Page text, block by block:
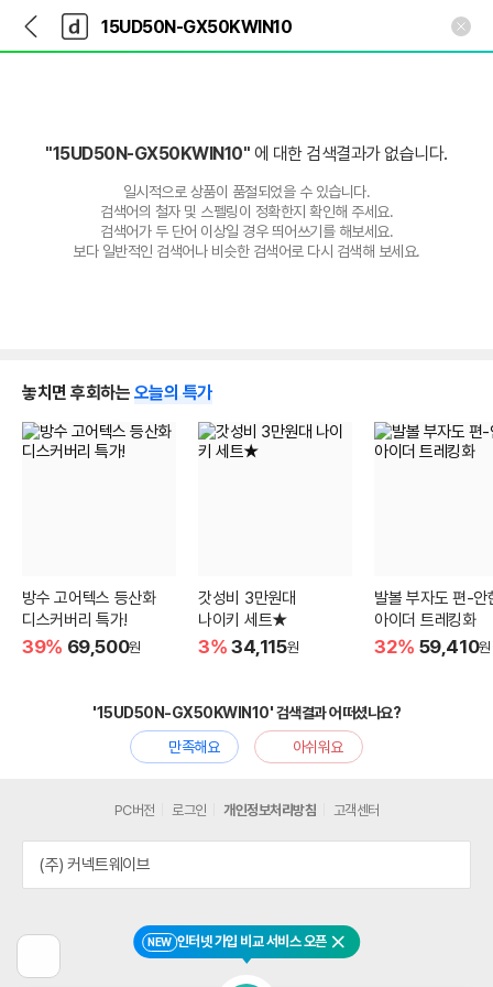
다
나
와
가
다
와
"15UD50N-GX50KWIN10" 에 대한 검색결과가 없습니다.
일시적으로 상품이 품절되었을 수 있습니다.
검색어의 철자 및 스펠링이 정확한지 확인해 주세요.
검색어가 두 단어 이상일 경우 띄어쓰기를 해보세요.
보다 일반적인 검색어나 비슷한 검색어로 다시 검색해 보세요.
놓치면 후회하는 오늘의 특가
방수 고어텍스 등산화
디스커버리 특가!
39% 69,500원
갓성비 3만원대
나이키 세트★
3% 34,115원
발볼 부자도 편-안
아이더 트레킹화
32% 59,410원
'15UD50N-GX50KWIN10' 검색결과 어떠셨나요?
만족해요
아쉬워요
전
NEW 인터넷 가입 비교 서비스 오픈 닫기
PC버전 로그인 개인정보처리방침 고객센터
(주) 커넥트웨이브